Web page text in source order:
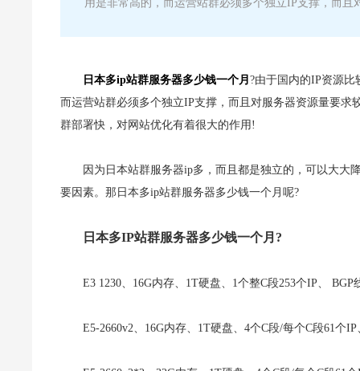
用是非常高的，而运营站群必须多个独立IP支撑，而
日本多ip站群服务器多少钱一个月 ?由于国内的IP资源
而运营站群必须多个独立IP支撑，而且对服务器资源量要
群部署快，对网站优化有着很大的作用!
因为日本站群服务器ip多，而且都是独立的，可以大大
要因素。那日本多ip站群服务器多少钱一个月呢?
日本多IP站群服务器多少钱一个月?
E3 1230、16G内存、1T硬盘、1个整C段253个IP、 BGP
E5-2660v2、16G内存、1T硬盘、4个C段/每个C段61个